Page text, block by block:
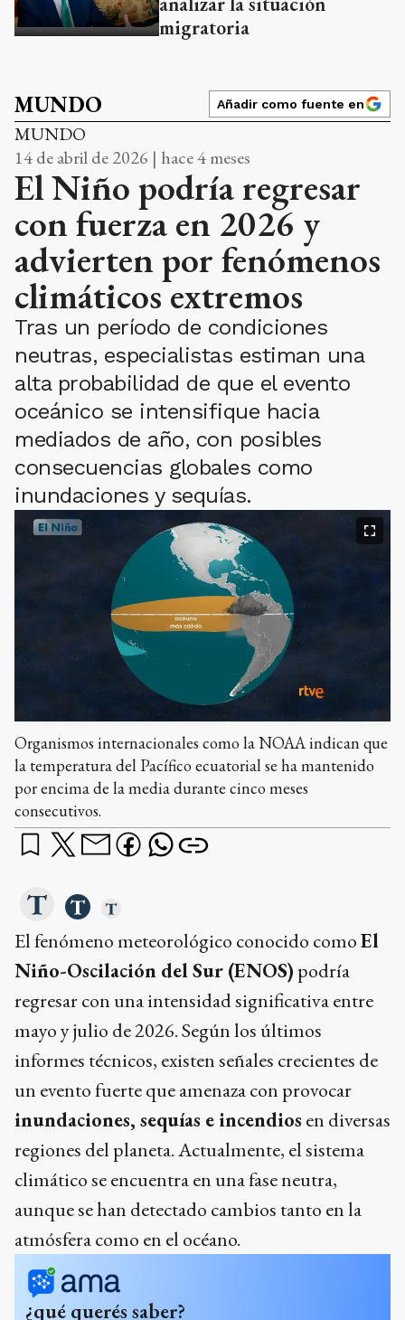
migratoria
MUNDO Añadir como fuente en
MUNDO
14 de abril de 2026 | hace 4 meses
El Niño podría regresar
con fuerza en 2026 y
advierten por fenómenos
climáticos extremos
Tras un período de condiciones
neutras, especialistas estiman una
alta probabilidad de que el evento
oceánico se intensifique hacia
mediados de año, con posibles
consecuencias globales como
inundaciones y sequías.
Organismos internacionales como la NOAA indican que
la temperatura del Pacífico ecuatorial se ha mantenido
por encima de la media durante cinco meses
consecutivos.
El fenómeno meteorológico conocido comoEl
Niño-Oscilación del Sur (ENOS) podría
regresar con una intensidad significativa entre
mayo y julio de 2026. Según los últimos
informes técnicos, existen señales crecientes de
un evento fuerte que amenaza con provocar
inundaciones, sequías e incendios en diversas
regiones del planeta. Actualmente, el sistema
climático se encuentra en una fase neutra,
aunque se han detectado cambios tanto en la
atmósfera como en el océano.
¿qué querés saber?